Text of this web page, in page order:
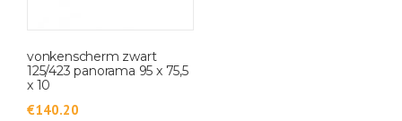
vonkenscherm zwart
125/423 panorama 95 x 75,5
x 10
€140.20